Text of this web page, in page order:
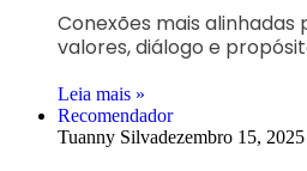
Conexões mais alinhadas
valores, diálogo e
Leia mais »
Recomendador
Tuanny Silvadezembro 15, 2025